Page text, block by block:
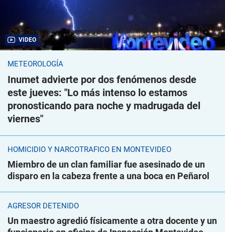
VIDEO
METEOROLOGÍA
Inumet advierte por dos fenómenos desde
este jueves: "Lo más intenso lo estamos
pronosticando para noche y madrugada del
viernes"
HOMICIDIO Y NARCOTRÁFICO EN MONTEVIDEO
Miembro de un clan familiar fue asesinado de un
disparo en la cabeza frente a una boca en Peñarol
AGRESOR DETENIDO
Un maestro agredió físicamente a otra docente y un